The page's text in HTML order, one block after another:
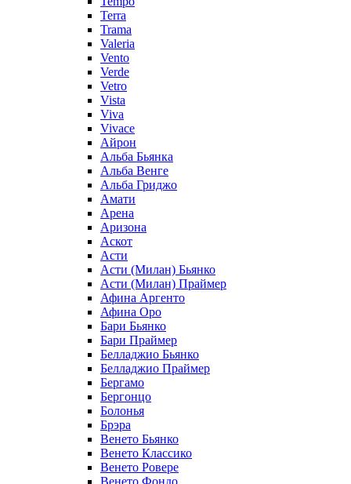
Terra
Trama
Valeria
Vento
Verde
Vetro
Vista
Viva
Vivace
Айрон
Альба Бьянка
Альба Венге
Альба Гриджо
Амати
Арена
Аризона
Аскот
Асти
Асти (Милан) Бьянко
Асти (Милан) Праймер
Афина Аргенто
Афина Оро
Бари Бьянко
Бари Праймер
Белладжио Бьянко
Белладжио Праймер
Бергамо
Бергонцо
Болонья
Брэра
Венето Бьянко
Венето Классико
Венето Ровере
Венето Фондо